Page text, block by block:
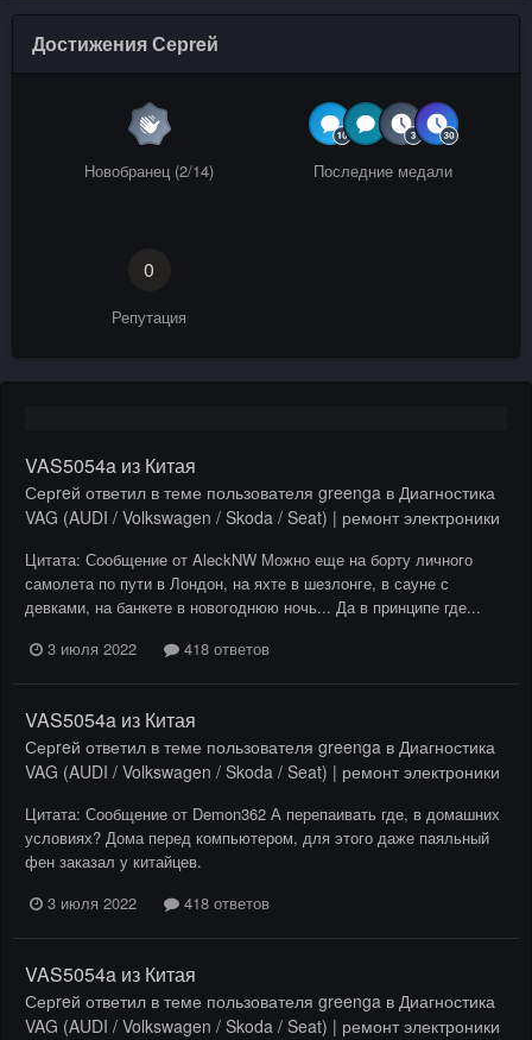
Достижения Серreй
Новобранец (2/14) Последние медали
0
Репутация
VAS5054a из Китая
Серreй ответил в теме пользователя greenga в Диагностика
VAG (AUDI / Volkswagen / Skoda / Seat) | ремонт электроники
Цитата: Сообщение от AleckNW Можно еще на борту личного
самолета по пути в Лондон, на яхте в шезлонге, в сауне с
девками, на банкете в новогоднюю ночь... Да в принципе где...
3 июля 2022
418 ответов
VAS5054a из Китая
Серreй ответил в теме пользователя greenga в Диагностика
VAG (AUDI / Volkswagen / Skoda / Seat) | ремонт электроники
Цитата: Сообщение от Demon362 А перепаивать где, в домашних
условиях? Дома перед компьютером, для этого даже паяльный
фен заказал у китайцев.
3 июля 2022
418 ответов
VAS5054a из Китая
Серreй ответил в теме пользователя greenga в Диагностика
VAG (AUDI / Volkswagen / Skoda / Seat) | ремонт электроники